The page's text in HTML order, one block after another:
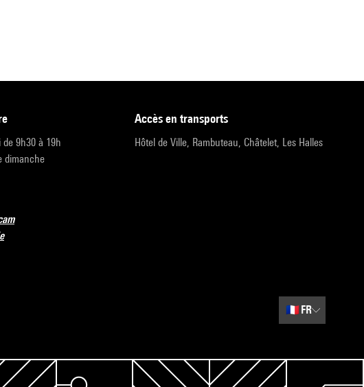
9h30 à 19h
dimanche
accès en transports
Hôtel de Ville, Rambuteau, Châtelet, Les Halles
🇫🇷 FR